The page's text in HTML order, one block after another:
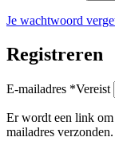
Je wachtwoord
Registreren
E-mailadres *Vereist
Er wordt een link
mailadres verzonden.